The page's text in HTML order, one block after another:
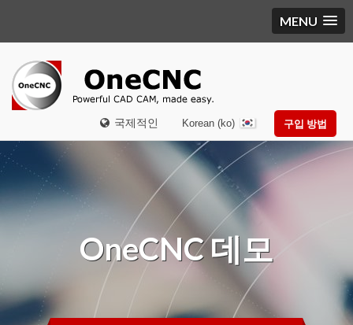
MENU
국제적인 구입 방법
Korean (ko)
OneCNC데모